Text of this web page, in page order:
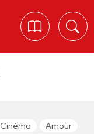
Cinéma
Amour